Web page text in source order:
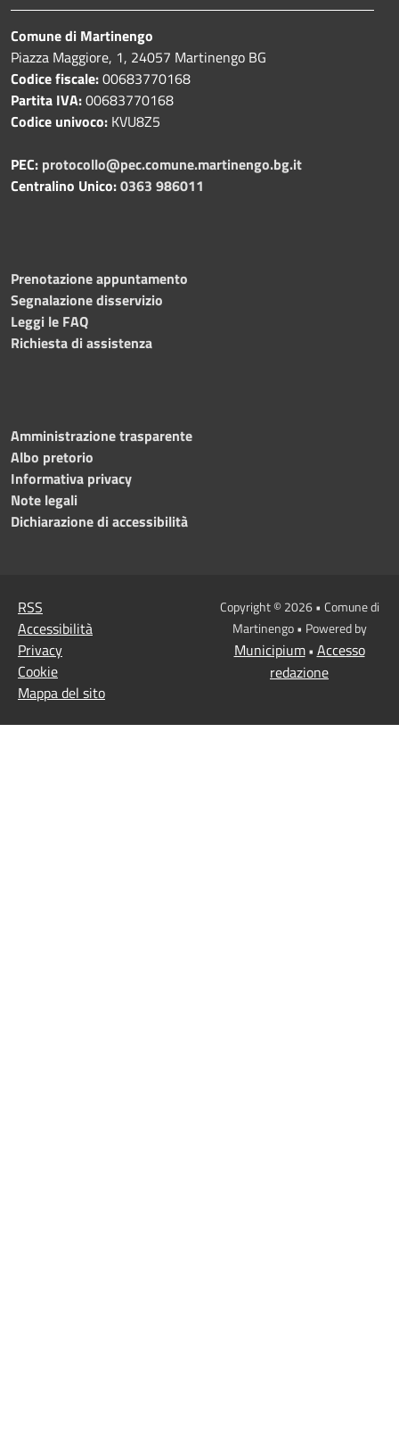
Comune di Martinengo
Piazza Maggiore, 1, 24057 Martinengo BG
Codice fiscale:00683770168
Partita IVA:00683770168
Codice univoco: KVU8Z5
PEC: protocollo@pec.comune.martinengo.bg.it
Centralino Unico:0363 986011
Prenotazione appuntamento
Segnalazione disservizio
Leggi le FAQ
Richiesta di assistenza
Amministrazione trasparente
Albo pretorio
Informativa privacy
Note legali
Dichiarazione di accessibilità
RSS
Accessibilità
Privacy
Cookie
Mappa del sito
Copyright © 2026 • Comune di
Martinengo • Powered by
Municipium• Accesso
redazione